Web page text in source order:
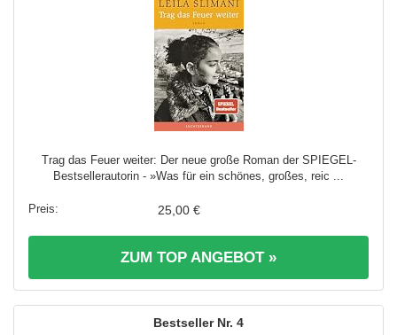
Trag das Feuer weiter: Der neue große Roman der SPIEGEL-
Bestsellerautorin - »Was für ein schönes, großes, reic ...
25,00 €
ZUM TOP ANGEBOT »
4